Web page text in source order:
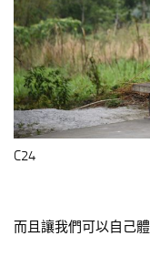
C24
而且讓我們可以自己